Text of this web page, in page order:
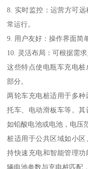
8. 实时监控：运营方可
常运行。
9. 用户友好：操作界面简
10. 灵活布局：可根据需
这些特点使电瓶车充电
部分。
两轮车充电桩适用于多
托车、电动滑板车等。其
如铅酸电池或电池，电压
桩适用于公共区域如小
持快速充电和智能管理
辆电池参数与充电桩匹配